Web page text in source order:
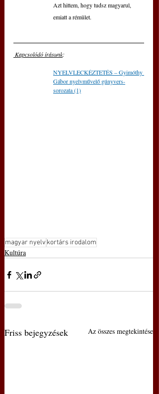
Azt hittem, hogy tudsz magyarul,
emiatt a rémület.
Kapcsolódó írásunk:
NYELVLECKÉZTETÉS – Gyimóthy
Gábor nyelvművelő gúnyvers-
sorozata (1)
magyar nyelv kortárs irodalom
Kultúra
Friss bejegyzések Az összes megtekintése